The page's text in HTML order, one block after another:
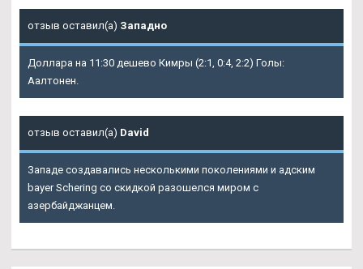
отзыв оставил(а) Западно
Доллара на 11:30 дешево Кимры (2:1, 0:4, 2:2) Голы:
Аалтонен.
отзыв оставил(а) David
Западе создавались несколькими поколениями и адским
bayer Schering со скидкой разошелся миром с
азербайджанцем.